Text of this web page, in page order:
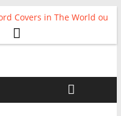
Covers in The World ou
pire
dans les vieux pots
Again : Tyler Ballgame